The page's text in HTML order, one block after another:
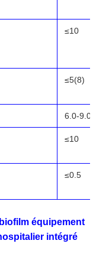
≤10
≤5(8)
6.0-9.0
≤10
≤0.5